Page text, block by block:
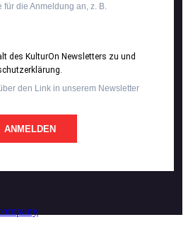
die Anmeldung an, z. B.
des KulturOn Newsletters zu und
den Link in unserem Newsletter
ANMELDEN